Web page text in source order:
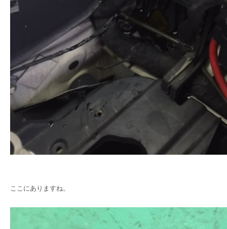
ここにありますね。